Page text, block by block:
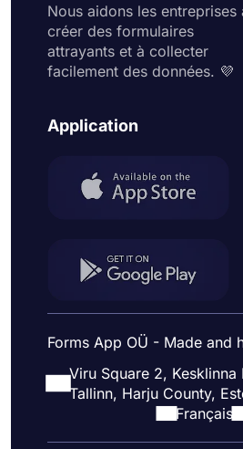
Nous aidons les entreprises
créer des formulaires
attrayants et à collecter
facilement des données. 💜
Application
Forms App OÜ - Made and
Viru Square 2, Kesklinna
Tallinn, Harju County,
Français